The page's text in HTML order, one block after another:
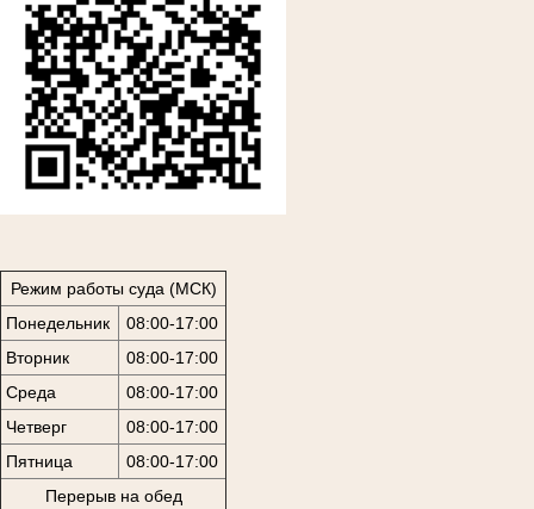
Режим работы суда (МСК)
Понедельник
08:00-17:00
Вторник
08:00-17:00
Среда
08:00-17:00
Четверг
08:00-17:00
Пятница
08:00-17:00
Перерыв на обед